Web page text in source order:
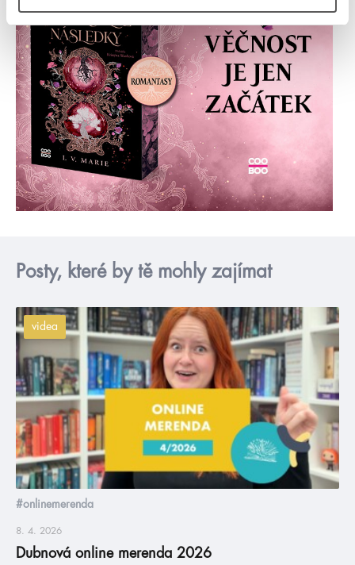
Posty, které by tě mohly zajímat
videa
#onlinemerenda
8. 4. 2026
Dubnová online merenda 2026